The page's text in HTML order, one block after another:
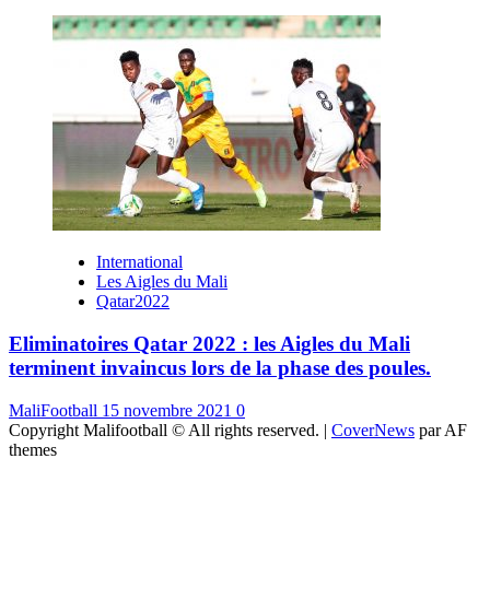
International
Les Aigles du Mali
Qatar2022
Eliminatoires Qatar 2022 : les Aigles du Mali
terminent invaincus lors de la phase des poules.
MaliFootball 15 novembre 2021 0
Copyright Malifootball © All rights reserved. | CoverNews par AF
themes